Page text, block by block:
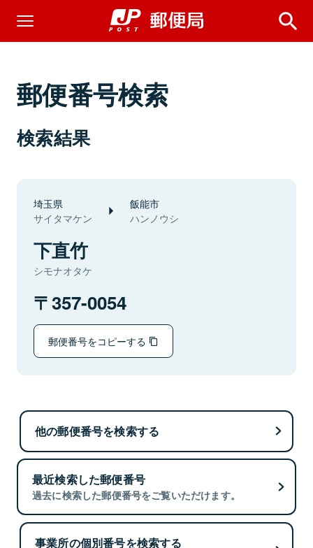
郵便番号検索
検索結果
埼玉県
サイタマケン
飯能市
ハンノウシ
下直竹
シモナオタケ
357-0054
郵便番号をコピーする
他の郵便番号を検索する
最近検索した郵便番号
過去に検索した郵便番号をご覧いただけます。
事業所の個別番号を検索する